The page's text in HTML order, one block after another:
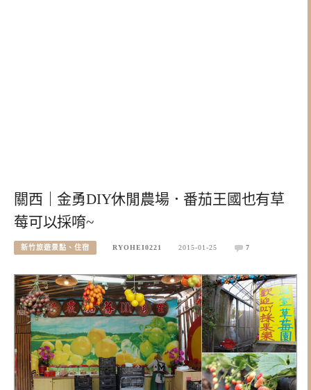
關西｜金勇DIY休閒農場．番茄王國也有草
莓可以採唷~
新竹旅遊景點、住宿 RYOHEI0221 2015-01-25 7